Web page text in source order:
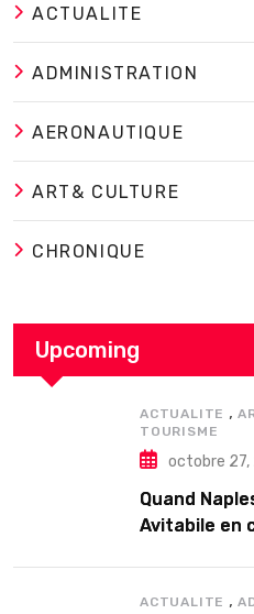
ACTUALITE
ADMINISTRATION
AERONAUTIQUE
ART& CULTURE
CHRONIQUE
Upcoming
ACTUALITE ,
TOURISME
octobre 27,
Quand
Avitabile en
ACTUALITE ,